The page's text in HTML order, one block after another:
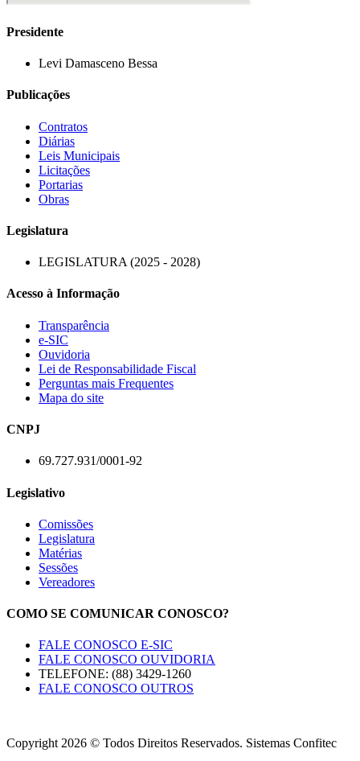
Presidente
Levi Damasceno Bessa
Publicações
Contratos
Diárias
Leis Municipais
Licitações
Portarias
Obras
Legislatura
LEGISLATURA (2025 - 2028)
Acesso à Informação
Transparência
e-SIC
Ouvidoria
Lei de Responsabilidade Fiscal
Perguntas mais Frequentes
Mapa do site
CNPJ
69.727.931/0001-92
Legislativo
Comissões
Legislatura
Matérias
Sessões
Vereadores
COMO SE COMUNICAR CONOSCO?
FALE CONOSCO E-SIC
FALE CONOSCO OUVIDORIA
TELEFONE: (88) 3429-1260
FALE CONOSCO OUTROS
Copyright 2026 © Todos Direitos Reservados. Sistemas Confitec